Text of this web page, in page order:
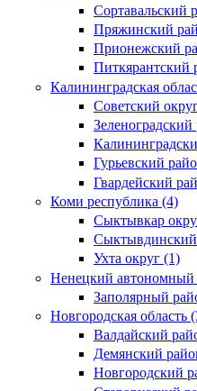
Сортавальский
Пряжинский
Прионежский
Питкярантский
Калининградская
Советский
Гурьевский
Гвардейский
Коми республика (4)
Сыктывкар
Ухта округ (1)
Ненецкий автономный
Заполярный
Новгородская область
Валдайский
Демянский
Новгородский